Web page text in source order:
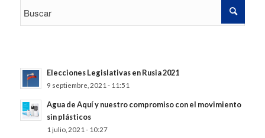
Elecciones Legislativas en Rusia 2021
9 septiembre, 2021 - 11:51
Agua de Aquí y nuestro compromiso con el movimiento
sin plásticos
1 julio, 2021 - 10:27